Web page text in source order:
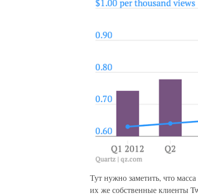
Тут нужно заметить, что
их же собственные клиенты